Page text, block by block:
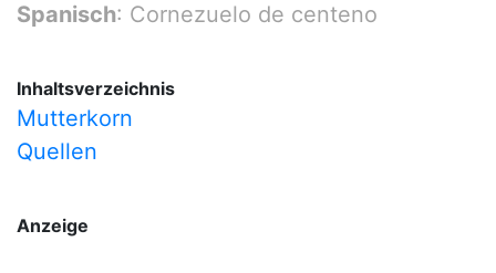
Spanisch: Cornezuelo de centeno
Inhaltsverzeichnis
Mutterkorn
Quellen
Anzeige